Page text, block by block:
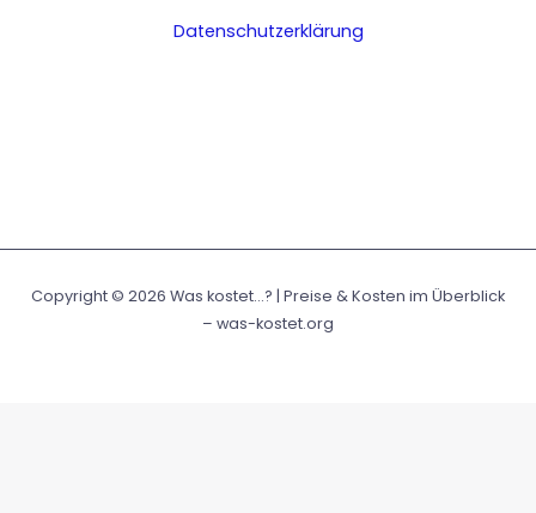
Datenschutzerklärung
Copyright © 2026 Was kostet...? | Preise & Kosten im Überblick
– was-kostet.org